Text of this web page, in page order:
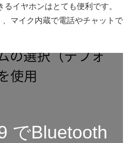
イヤホンはとても便利です。
マイク内蔵で電話やチャットで
でBluetooth